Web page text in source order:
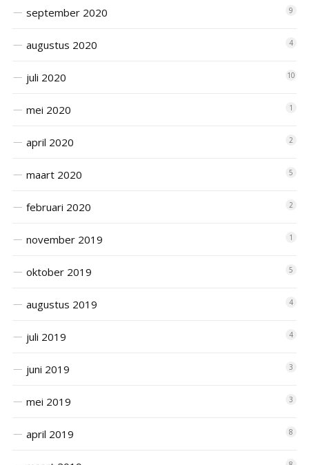
september 2020 9
augustus 2020 4
juli 2020 10
mei 2020 1
april 2020 2
maart 2020 5
februari 2020 2
november 2019 1
oktober 2019 5
augustus 2019 4
juli 2019 4
juni 2019 3
mei 2019 3
april 2019 8